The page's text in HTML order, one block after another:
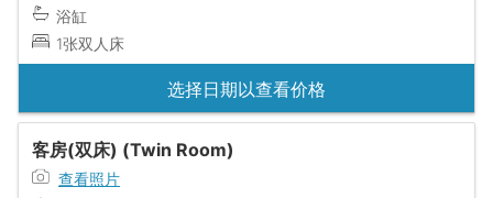
浴缸
1张双人床
选择日期以查看价格
客房(双床) (Twin Room)
查看照片